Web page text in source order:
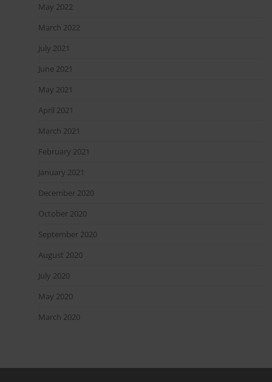
May 2022
March 2022
July 2021
June 2021
May 2021
April 2021
March 2021
February 2021
January 2021
December 2020
October 2020
September 2020
August 2020
July 2020
May 2020
March 2020